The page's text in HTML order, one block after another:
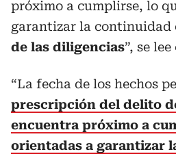
próximo a cumplirse, lo
garantizar la continuidad
de las diligencias”, se
“La fecha de los hechos
prescripción del delito
encuentra próximo a
orientadas a garantizar